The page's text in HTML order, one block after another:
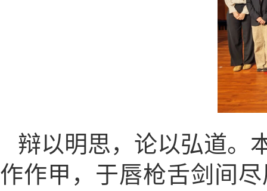
辩以明思，论以弘道。
作作甲，于唇枪舌剑间